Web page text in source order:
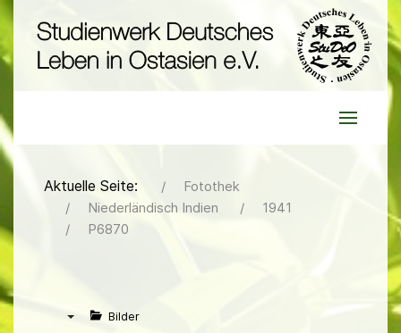
Aktuelle Seite:
Fotothek
Niederländisch Indien
1941
P6870
Bilder